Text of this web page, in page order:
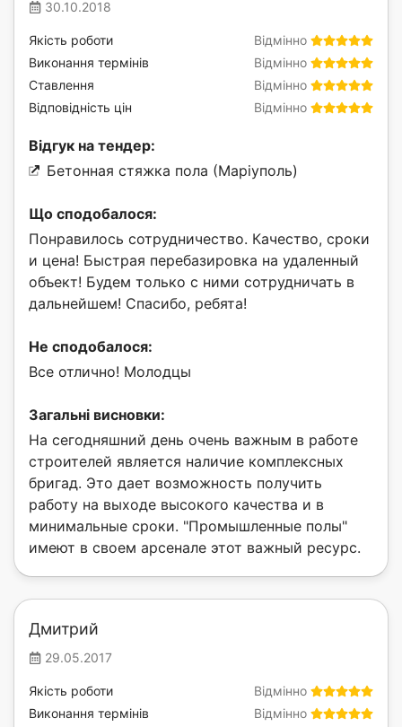
30.10.2018
Відмінно
Якість роботи
Відмінно
Виконання термінів
Відмінно
Ставлення
Відмінно
Відповідність цін
Відгук на тендер:
Бетонная стяжка пола (Маріуполь)
Що сподобалося:
Понравилось сотрудничество. Качество, сроки
и цена! Быстрая перебазировка на удаленный
объект! Будем только с ними сотрудничать в
дальнейшем! Спасибо, ребята!
Не сподобалося:
Все отлично! Молодцы
Загальні висновки:
На сегодняшний день очень важным в работе
строителей является наличие комплексных
бригад. Это дает возможность получить
работу на выходе высокого качества и в
минимальные сроки. "Промышленные полы"
имеют в своем арсенале этот важный ресурс.
Дмитрий
29.05.2017
Відмінно
Якість роботи
Відмінно
Виконання термінів